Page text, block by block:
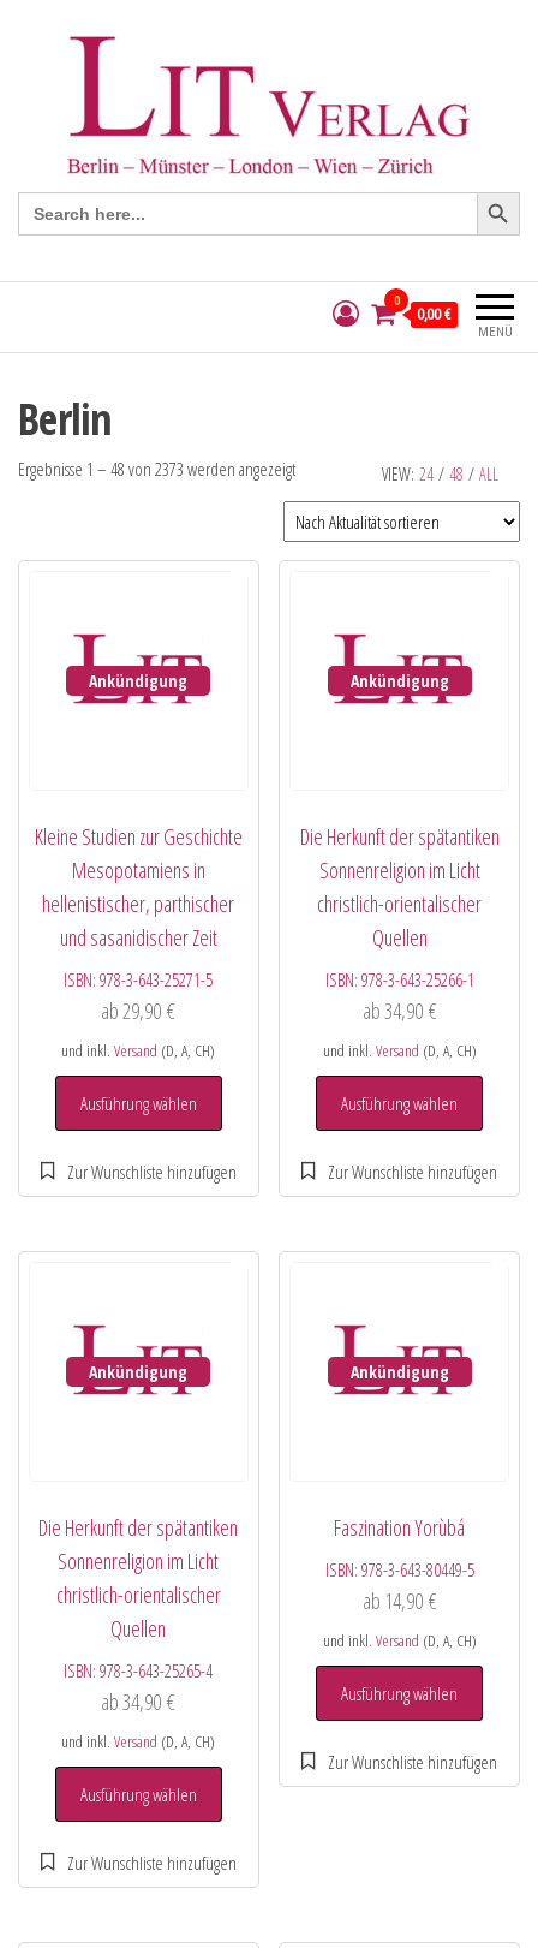
Search
for:
Search Button
MENÜ
0
0,00 €
Berlin
VIEW: 24 / 48 / ALL
Ergebnisse 1 – 48 von 2373 werden angezeigt
Ankündigung
Kleine Studien zur Geschichte
Mesopotamiens in
hellenistischer, parthischer
und sasanidischer Zeit
ISBN:978-3-643-25271-5
ab 29,90€
und inkl.Versand (D, A, CH)
Ausführung wählen
Ankündigung
Die Herkunft der spätantiken
Sonnenreligion im Licht
christlich-orientalischer
Quellen
ISBN: 978-3-643-25266-1
ab34,90 €
und inkl. Versand (D, A, CH)
Ausführung wählen
Ankündigung
Die Herkunft der spätantiken
Sonnenreligion im Licht
christlich-orientalischer
Quellen
ISBN:978-3-643-25265-4
ab34,90€
und inkl.Versand (D, A, CH)
Ausführung wählen
Ankündigung
Faszination Yorùbá
ISBN: 978-3-643-80449-5
ab 14,90 €
und inkl. Versand (D, A, CH)
Ausführung wählen